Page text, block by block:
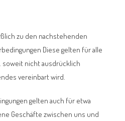
zu den nachstehenden
Diese gelten für alle
nicht ausdrücklich
vereinbart wird.
gelten auch für etwa
Geschäfte zwischen uns und